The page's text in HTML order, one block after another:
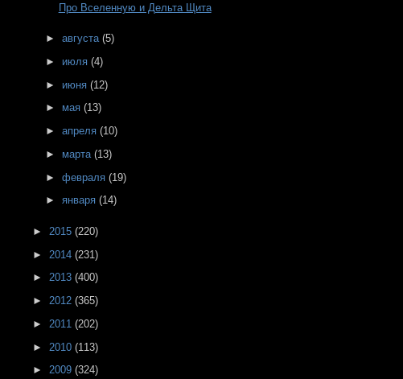
Про Вселенную и Дельта Щита
► августа (5)
► июля (4)
► июня (12)
► мая (13)
► апреля (10)
► марта (13)
► февраля (19)
► января (14)
► 2015(220)
► 2014(231)
►2013(400)
►2012(365)
► 2011(202)
► 2010(113)
►2009(324)